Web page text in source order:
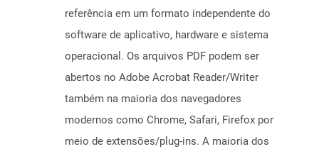
referência em um formato independente do
software de aplicativo, hardware e sistema
operacional. Os arquivos PDF podem ser
abertos no Adobe Acrobat Reader/Writer
também na maioria dos navegadores
modernos como Chrome, Safari, Firefox por
meio de extensões/plug-ins. A maioria dos